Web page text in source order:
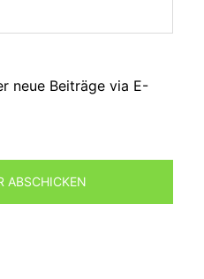
neue Beiträge via E-